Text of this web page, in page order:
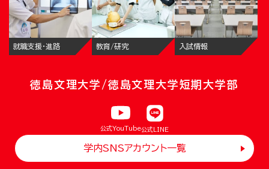
就職支援・進路 教育/研究 入試情報
徳島文理大学/徳島文理大学短期大学部
公式YouTube公式LINE
学内SNSアカウント一覧